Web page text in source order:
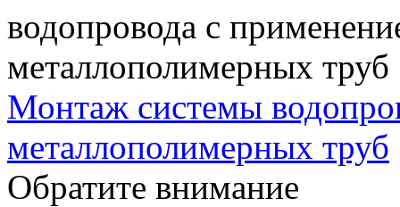
Монтаж системы
металлополимерных труб
Обратите внимание